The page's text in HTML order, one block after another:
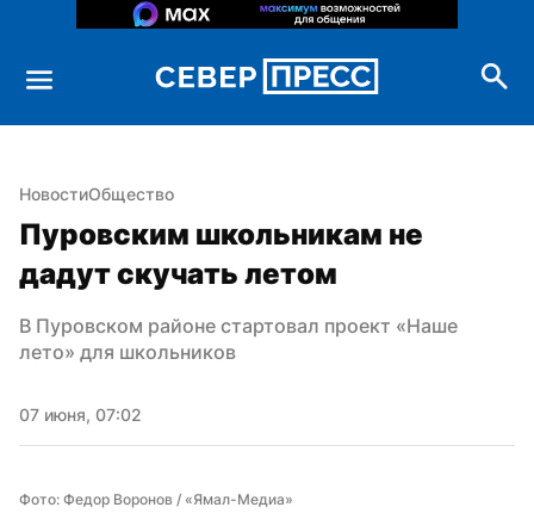
НовостиОбщество
Пуровским школьникам не
дадут скучать летом
В Пуровском районе стартовал проект «Наше
лето» для школьников
07 июня, 07:02
Фото: Федор Воронов / «Ямал-Медиа»